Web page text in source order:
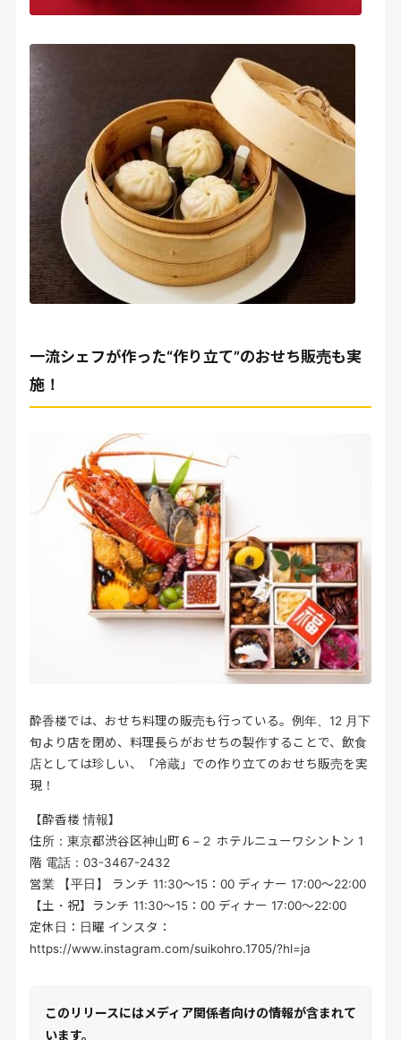
一流シェフが作った“作り立て”のおせち販売も実
施！
酔香楼では、おせち料理の販売も行っている。例年、12 月下
旬より店を閉め、料理長らがおせちの製作することで、飲食
店としては珍しい、「冷蔵」での作り立てのおせち販売を実
現！
【酔香楼 情報】
住所：東京都渋谷区神山町６−２ ホテルニューワシントン 1
階 電話：03-3467-2432
営業 【平日】 ランチ 11:30～15：00 ディナー 17:00～22:00
【土・祝】ランチ 11:30～15：00 ディナー 17:00～22:00
定休日：日曜 インスタ：
https://www.instagram.com/suikohro.1705/?hl=ja
このリリースにはメディア関係者向けの情報が含まれて
います。